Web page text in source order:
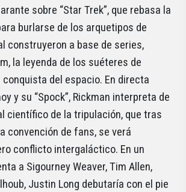
sobre “Star Trek”, que rebasa la
burlarse de los arquetipos de
construyeron a base de series,
la leyenda de los suéteres de
del espacio. En directa
y su “Spock”, Rickman interpreta de
científico de la tripulación, que tras
convención de fans, se verá
conflicto intergaláctico. En un
a Sigourney Weaver, Tim Allen,
Justin Long debutaría con el pie